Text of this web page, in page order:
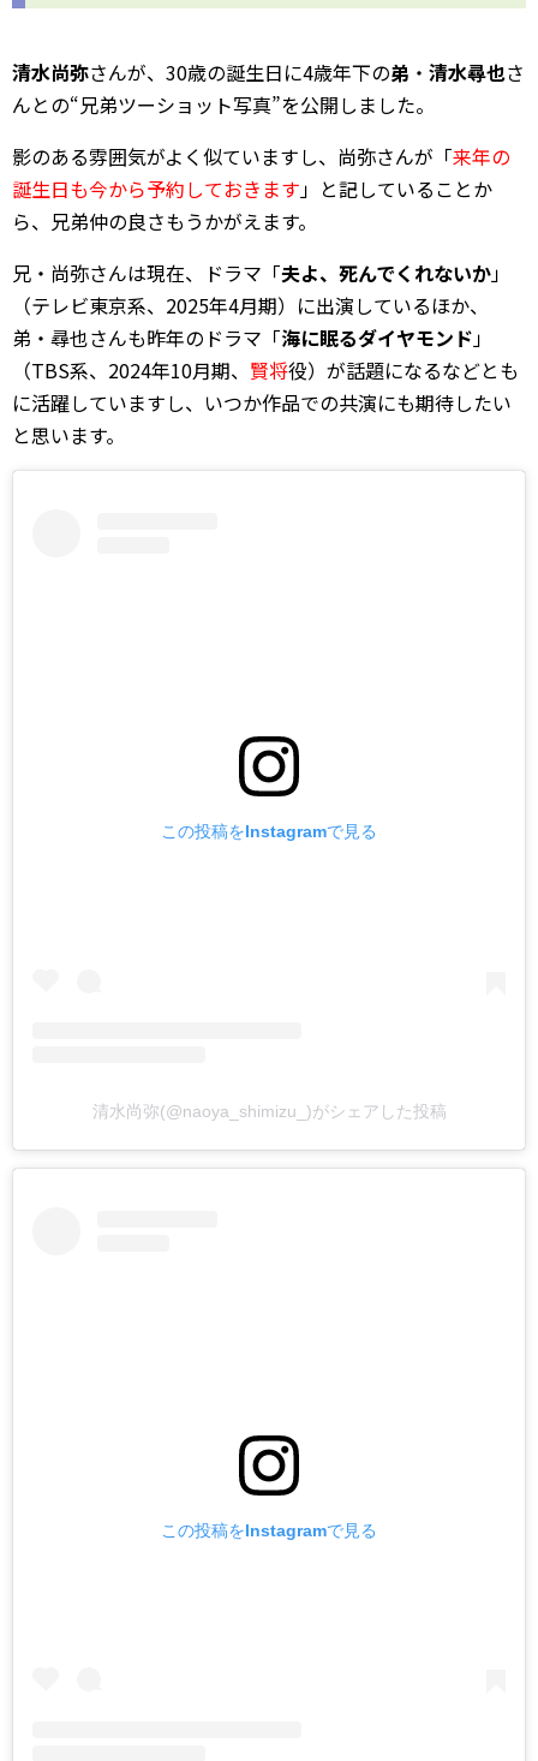
清水尚弥さんが、30歳の誕生日に4歳年下の弟 ・ 清水尋也さ
んとの“兄弟ツーショット写真”を公開しました。
影のある雰囲気がよく似ていますし、尚弥さんが「来年の
誕生日も今から予約しておきます 」と記していることか
ら、兄弟仲の良さもうかがえます。
兄・尚弥さんは現在、ドラマ「夫よ、死んでくれないか」
（テレビ東京系、2025年4月期）に出演しているほか、
弟・尋也さんも昨年のドラマ「海に眠るダイヤモンド 」
（TBS系、2024年10月期、 賢将役）が話題になるなどとも
に活躍していますし、いつか作品での共演にも期待したい
と思います。
この投稿をInstagramで見る
清水尚弥(@naoya_shimizu_)がシェアした投稿
この投稿をInstagramで見る